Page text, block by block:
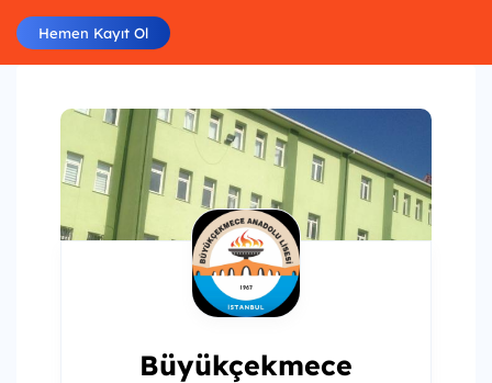
Hemen Kayıt Ol
Büyükçekmece